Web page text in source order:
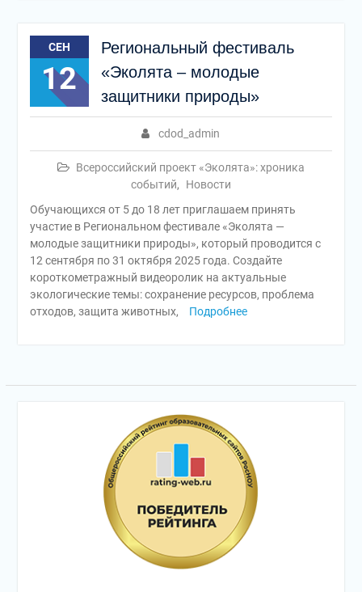
СЕН
12
Региональный фестиваль
«Эколята – молодые
защитники природы»
cdod_admin
Всероссийский проект «Эколята»: хроника
событий,
Новости
Обучающихся от 5 до 18 лет приглашаем принять
участие в Региональном фестивале «Эколята —
молодые защитники природы», который проводится с
12 сентября по 31 октября 2025 года. Создайте
короткометражный видеоролик на актуальные
экологические темы: сохранение ресурсов, проблема
отходов, защита животных,
Подробнее